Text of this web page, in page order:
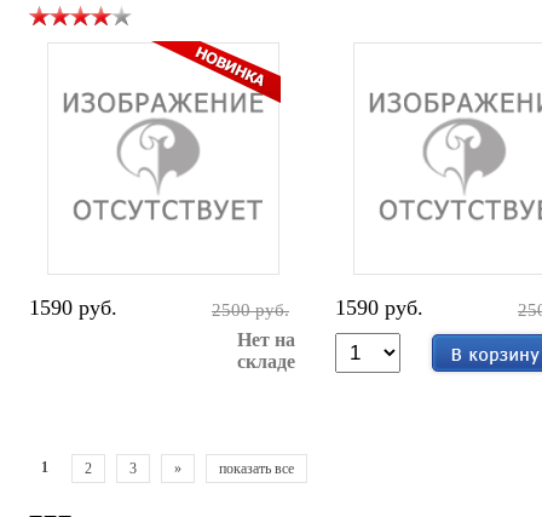
1590 руб. 2500 руб.
Нет на
складе
1590 руб.
1 2 3 » показать все